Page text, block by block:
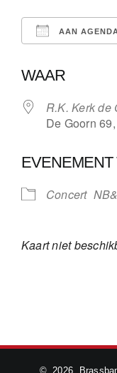
AAN
WAAR
R.K. Kerk de
De Goorn
EVENEMENT
Concert
Kaart niet
© 2026